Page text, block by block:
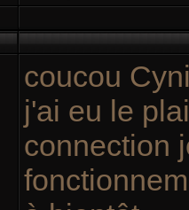
coucou
j'ai eu le
connection